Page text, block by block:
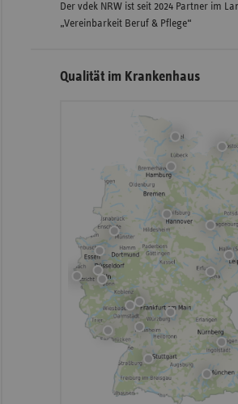
Der vdek NRW ist seit 2024 Partner im
„Vereinbarkeit Beruf & Pflege“
Qualität im Krankenhaus